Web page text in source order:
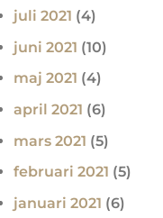
juli 2021 (4)
juni 2021 (10)
maj 2021 (4)
april 2021 (6)
mars 2021 (5)
februari 2021 (5)
januari 2021 (6)